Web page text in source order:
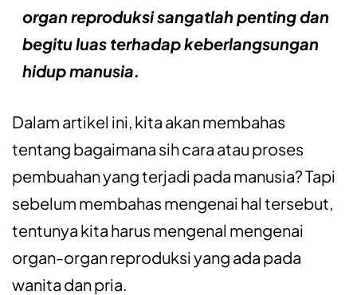
organ reproduksi sangatlah penting dan
begitu luas terhadap keberlangsungan
hidup manusia.
Dalam artikel ini, kita akan membahas
tentang bagaimana sih cara atau proses
pembuahan yang terjadi pada manusia? Tapi
sebelum membahas mengenai hal tersebut,
tentunya kita harus mengenal mengenai
organ-organ reproduksi yang ada pada
wanita dan pria.